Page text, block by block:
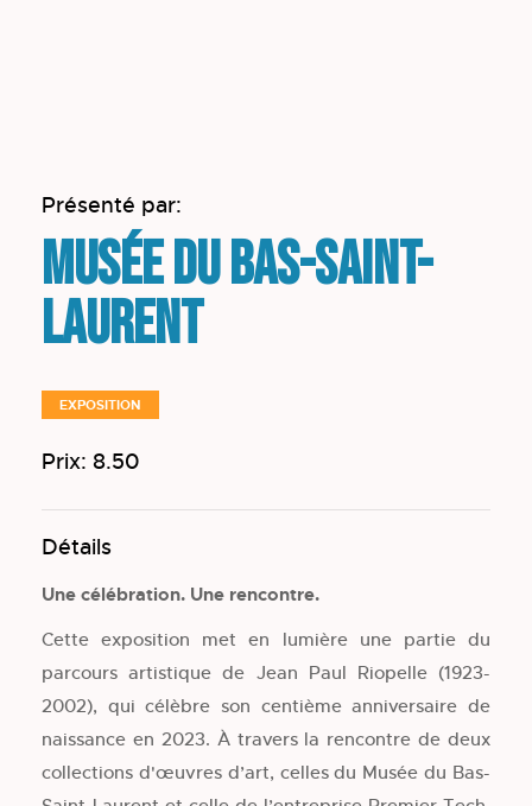
Présenté par:
Musée du Bas-Saint-
Laurent
EXPOSITION
Prix: 8.50
Détails
Une célébration. Une rencontre.
Cette exposition met en lumière une partie du
parcours artistique de Jean Paul Riopelle (1923-
2002), qui célèbre son centième anniversaire de
naissance en 2023. À travers la rencontre de deux
collections d'œuvres d’art, celles du Musée du Bas-